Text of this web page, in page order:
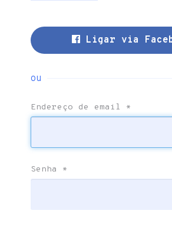
Ligar via
ou
Endereço de email *
Senha *